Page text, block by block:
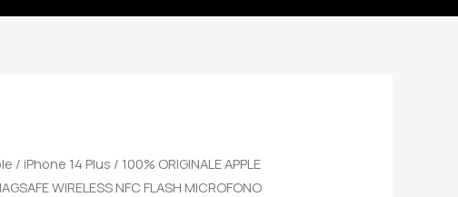
/ iPhone 14 Plus / 100% ORIGINALE APPLE
WIRELESS NFC FLASH MICROFONO